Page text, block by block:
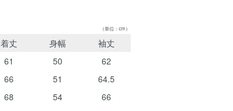
（単位：cm）
着丈 身幅
袖丈
61 50
62
66 51
64.5
68 54 66